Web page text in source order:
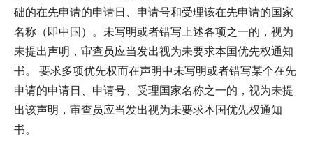
础的在先申请的申请日、申请号和受理该在先申请的国家
名称（即中国）。未写明或者错写上述各项之一的，视为
未提出声明，审查员应当发出视为未要求本国优先权通知
书。 要求多项优先权而在声明中未写明或者错写某个在先
申请的申请日、申请号、受理国家名称之一的，视为未提
出该声明，审查员应当发出视为未要求本国优先权通知
书。